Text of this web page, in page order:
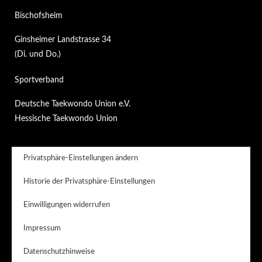
Bischofsheim
Ginsheimer Landstrasse 34
(Di. und Do.)
Sportverband
Deutsche Taekwondo Union e.V.
Hessische Taekwondo Union
Privatsphäre-Einstellungen ändern
Historie der Privatsphäre-Einstellungen
Einwilligungen widerrufen
Impressum
Datenschutzhinweise